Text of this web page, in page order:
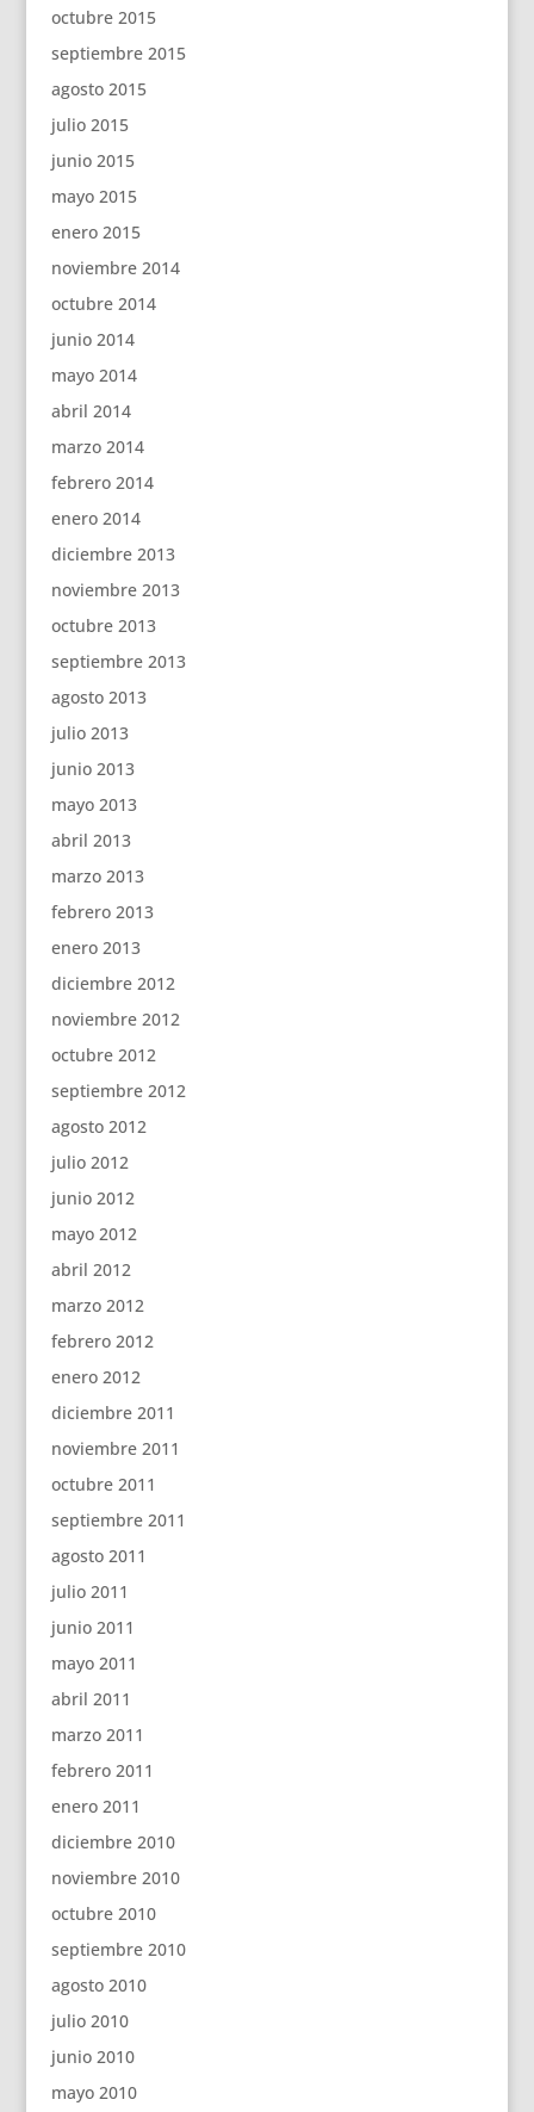
octubre 2015
septiembre 2015
agosto 2015
julio 2015
junio 2015
mayo 2015
enero 2015
noviembre 2014
octubre 2014
junio 2014
mayo 2014
abril 2014
marzo 2014
febrero 2014
enero 2014
diciembre 2013
noviembre 2013
octubre 2013
septiembre 2013
agosto 2013
julio 2013
junio 2013
mayo 2013
abril 2013
marzo 2013
febrero 2013
enero 2013
diciembre 2012
noviembre 2012
octubre 2012
septiembre 2012
agosto 2012
julio 2012
junio 2012
mayo 2012
abril 2012
marzo 2012
febrero 2012
enero 2012
diciembre 2011
noviembre 2011
octubre 2011
septiembre 2011
agosto 2011
julio 2011
junio 2011
mayo 2011
abril 2011
marzo 2011
febrero 2011
enero 2011
diciembre 2010
noviembre 2010
octubre 2010
septiembre 2010
agosto 2010
julio 2010
junio 2010
mayo 2010